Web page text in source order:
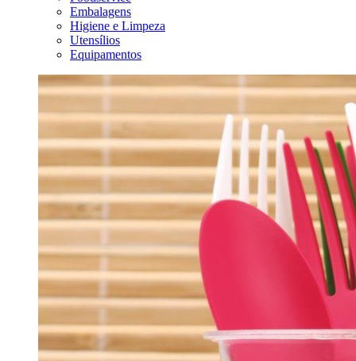
Embalagens
Higiene e Limpeza
Utensílios
Equipamentos